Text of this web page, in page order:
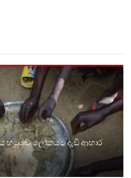
හමුවේ ලෝකයට දැඩි ආහාර